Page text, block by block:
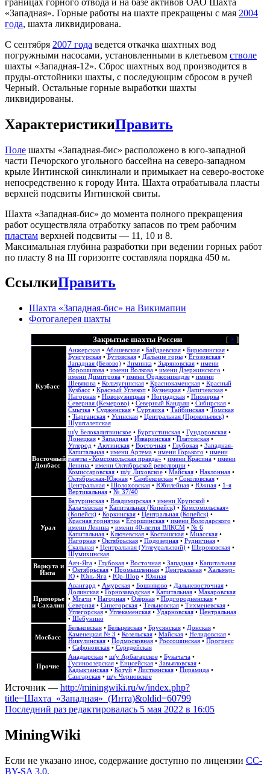
«Западная». Горные работы на шахте прекращены с мая 2004
года, шахта ликвидирована.
С сентября 2007 года ведется откачка шахтных вод
погружными насосами, установленными в клетьевом стволе
шахты «Западная-12». Сброс шахтных вод производится в
пруды-отстойники шахты, с последующим сбросом в ручей
Черный. Остальные горные выработки шахты
ликвидированы.
ХарактеристикиПравить
Поле шахты «Западная-бис» расположено в юго-западной
части Печорского угольного бассейна на северо-западном
крыле Интинской синклинали и примыкает на северо-востоке
непосредственно к городу Инта. Шахта отрабатывала пласты
верхней подсвиты Интинской свиты.
Шахта «Западная-бис» до момента полного прекращения
работ осуществляла отработку запасов по трем рабочим
пластам верхней подсвиты — 11, 10 и 8.
Максимальная глубина разработки при ведении горных работ
по пласту 8 на III горизонте составляла порядка 450 м.
СсылкиПравить
Шахта «Западная-бис» на Викимапии
Фотогалерея шахты
[+ ]
Закрытые шахты России
Кузбасс
Анжерская• Абашевская• Байдаевская• Бирюлинская•
Бунгурская• Бутовская• Дальние горы• Егозовская•
Западная (Белово)• Зиминка• Зыряновская• имени
Ворошилова• имени Волкова• имени Дзержинского •
имени Димитрова• имени Орджоникидзе• имени
Шевякова• Кольчугинская• Краснокаменская• Красный
Кузбасс• Красный Углекоп• Кузнецкая• Лапичевская•
Нагорная• Новокузнецкая• Ноградская• Пионерка•
Северная (Кемерово)• Северный Кандыш• Сибирская•
Смычка• Судженская• Суртаиха• Тайбинская• Томская
• Тырганская• Усинская• Центральная (Прокопьевск)•
Шушталепская
Восточный
Донбасс
ш/у Белокалитвинское• Бургустинская• Гундоровская•
Донецкая• Западная• Изваринская• Платовская•
Углерод• Аютинская• Восточная• Глубокая• Западная-
Капитальная• имени Артема• имени Горького • имени
газеты «Комсомольская правда» • имени Красина• имени
Ленина • имени Октябрьской революции•
Комиссаровская• ш/у Лиховское• Майская• Наклонная•
Октябрьская-Южная• Самбековская• Соколовская•
Центральная• Шолоховская• Юбилейная• Южная• 1-я
Вертикальная• № 37/40
Урал
Батуринская• Владимирская• имени Крупской•
Калачёвская• Капитальная (Копейск)• Комсомольская»
(Копейск)• Коркинская• Центральная (Копейск)•
Красная горнячка• Егоршинская• имени Володарского •
имени Ленина• имени 40-летия ВЛКСМ• № 6
Капитальная• Ключевская• Коспашская• Миасская•
Нагорная• Октябрьская• Подозерная• Рудничная•
Скальная• Центральная (Углеуральский)• Широковская•
Шумихинская
Воркута и
Инта
Аяч-Яга• Глубокая• Восточная• Западная• Капитальная
• Октябрьская• Промышленная• Центральная• Хальмер-
Ю• Юнь-Яга• Юр-Шор • Южная
Приморье
и Сахалин
Авангард• Амурская• Бошняково • Дальневосточная•
Долинская• Горнозаводская• Капитальная• Макаровская
• Мгачи• Нагорная• Озёрная• Подгородненская•
Северная• Синегорская• Тельновская• Тихменевская•
Углегорская• Углекаменская• Ударновская• Центральная
• Шебунино
Мосбасс
Бельковская• Бельцевская• Брусянская• Донская•
Каменецкая № 3 • Козельская• Майская• Нелидовская•
Никулинская• Подмосковная• Россошинская• Прогресс
• Сафоновская• Середейская
Прочие
Анадырская• ш/у Арбагарское• Букачача•
Гусиноозерская• Енисейская• Завьяловская•
Кадыкчанская• Котуй• Листвянская• Пирамида•
Сангарская• ш/у Черновское
Источник — http://miningwiki.ru/w/index.php?
title=Шахта_«Западная»_(Инта)&oldid=60799
Последний раз редактировалась 5 мая 2022 в 16:05
MiningWiki
Если не указано иное, содержание доступно по лицензии CC-
BY-SA 3.0.